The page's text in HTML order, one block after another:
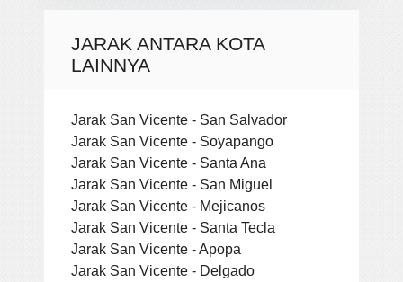
JARAK ANTARA KOTA
LAINNYA
Jarak San Vicente - San Salvador
Jarak San Vicente - Soyapango
Jarak San Vicente - Santa Ana
Jarak San Vicente - San Miguel
Jarak San Vicente - Mejicanos
Jarak San Vicente - Santa Tecla
Jarak San Vicente - Apopa
Jarak San Vicente - Delgado